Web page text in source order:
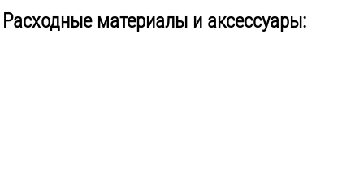
Расходные материалы и аксессуары: